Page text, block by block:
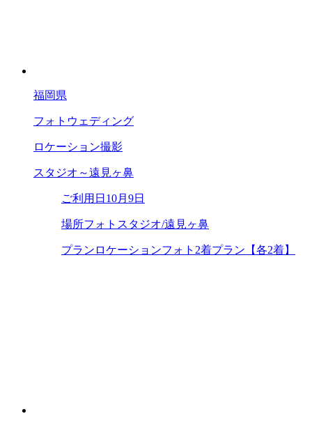
福岡県
フォトウェディング
ロケーション撮影
スタジオ～遠見ヶ鼻
ご利用日 10月9日
場所フォトスタジオ/遠見ヶ鼻
プラン ロケーションフォト2着プラン【各2着】